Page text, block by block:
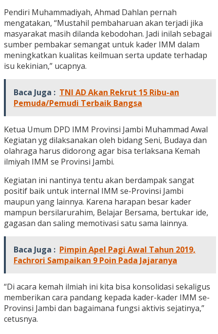
Pendiri Muhammadiyah, Ahmad Dahlan pernah
mengatakan, “Mustahil pembaharuan akan terjadi jika
masyarakat masih dilanda kebodohan. Jadi inilah sebagai
sumber pembakar semangat untuk kader IMM dalam
meningkatkan kualitas keilmuan serta update terhadap
isu kekinian,” ucapnya.
Baca Juga : TNI AD Akan Rekrut 15 Ribu-an
Pemuda/Pemudi Terbaik Bangsa
Ketua Umum DPD IMM Provinsi Jambi Muhammad Awal
Kegiatan yg dilaksanakan oleh bidang Seni, Budaya dan
olahraga harus didorong agar bisa terlaksana Kemah
ilmiyah IMM se Provinsi Jambi.
Kegiatan ini nantinya tentu akan berdampak sangat
positif baik untuk internal IMM se-Provinsi Jambi
maupun yang lainnya. Karena harapan besar kader
mampun bersilarurahim, Belajar Bersama, bertukar ide,
gagasan dan saling memotivasi satu sama lainnya.
Baca Juga : Pimpin Apel Pagi Awal Tahun 2019,
Fachrori Sampaikan 9 Poin Pada Jajaranya
“Di acara kemah ilmiah ini kita bisa konsolidasi sekaligus
memberikan cara pandang kepada kader-kader IMM se-
Provinsi Jambi dan bagaimana fungsi aktivis sejatinya,”
cetusnya.